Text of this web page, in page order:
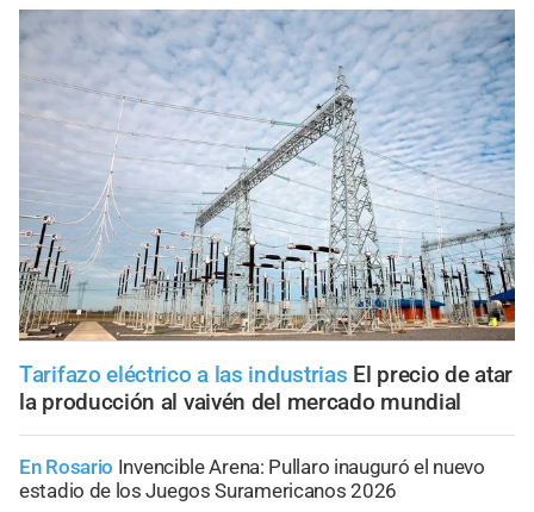
Tarifazo eléctrico a las industrias El precio de atar
la producción al vaivén del mercado mundial
En Rosario Invencible Arena: Pullaro inauguró el nuevo
estadio de los Juegos Suramericanos 2026